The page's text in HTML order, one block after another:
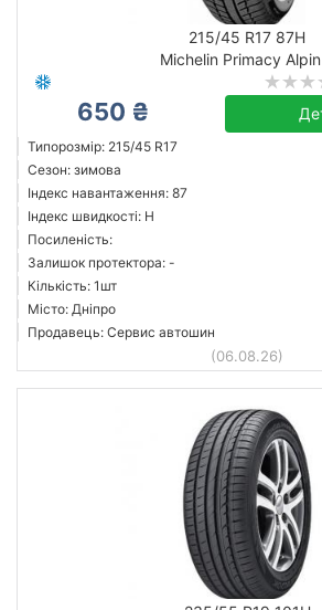
215/45 R17 87H
Michelin Primacy
650 ₴
Типорозмір: 215/45 R17
Сезон: зимова
Індекс навантаження: 87
Індекс швидкості: H
Посиленість:
Залишок протектора: -
Кількість: 1шт
Місто: Дніпро
Продавець: Сервис автошин
(06.08.26)